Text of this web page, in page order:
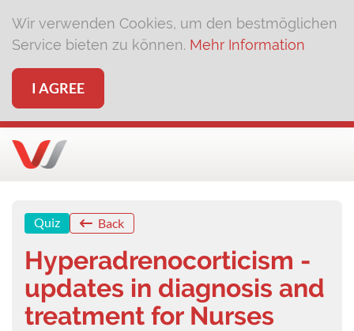
Wir verwenden Cookies, um den bestmöglichen
Service bieten zu können. Mehr Information
I AGREE
Quiz Back
Hyperadrenocorticism -
updates in diagnosis and
treatment for Nurses